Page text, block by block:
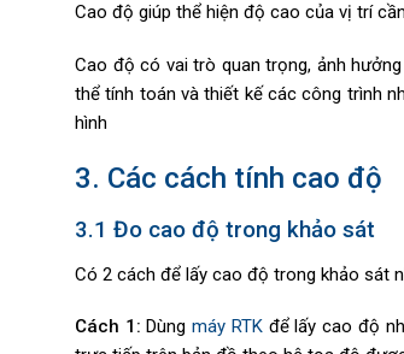
Cao độ giúp thể hiện độ cao của vị trí
Cao độ có vai trò quan trọng, ảnh
thể tính toán và thiết kế các công trình
hình
3. Các cách tính cao độ
3.1 Đo cao độ trong khảo sát
Có 2 cách để lấy cao độ trong khảo sát
Cách 1:Dùngmáy RTKđể lấy cao độ